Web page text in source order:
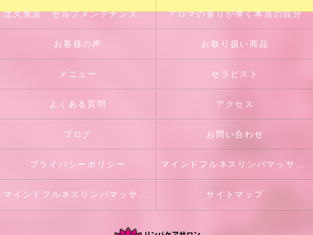
北久里浜 セルフメンテナンスのサポート アロマの香りが導く本当の自分
お客様の声 お取り扱い商品
メニュー セラピスト
よくある質問 アクセス
ブログ お問い合わせ
プライバシーポリシー マインドフルネスリンパマッサージとは
マインドフルネスリンパマッサージ初回体験のご案内 サイトマップ